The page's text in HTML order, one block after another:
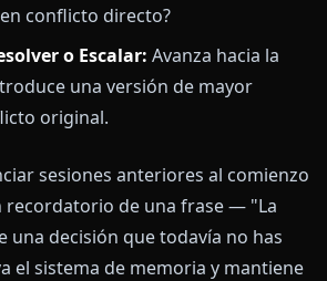
conflicto directo?
o Escalar: Avanza hacia la
una versión de mayor
original.
sesiones anteriores al comienzo
recordatorio de una frase — "La
una decisión que todavía no has
el sistema de memoria y mantiene